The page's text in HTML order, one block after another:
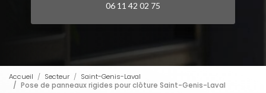
06 11 42 02 75
Accueil Secteur
Saint-Genis-Laval
Pose de panneaux rigides pour clôture Saint-Genis-Laval